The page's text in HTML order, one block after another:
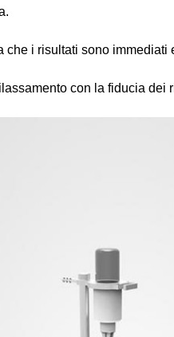
che i risultati sono immediati
con la fiducia dei